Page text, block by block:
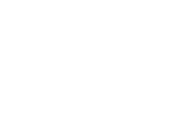
La vie Sea-Doo ne se limite
sur l’eau. Ça se traduit
conducteur, et ça change
Voilà pourquoi nous avons
(Vidéo disponible en anglais